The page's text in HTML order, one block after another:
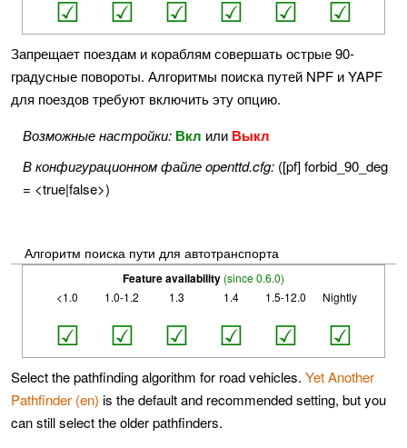
☑ ☑ ☑ ☑ ☑ ☑
Запрещает поездам и кораблям совершать острые 90-
градусные повороты. Алгоритмы поиска путей NPF и YAPF
для поездов требуют включить эту опцию.
Возможные настройки: Вкл или Выкл
В конфигурационном файле openttd.cfg: ([pf] forbid_90_deg
= <true|false>)
Алгоритм поиска пути для автотранспорта
Feature availability (since 0.6.0)
<1.0
☑
1.0-1.2
☑
1.3
☑
1.4
☑
1.5-12.0
☑
Nightly
☑
Select the pathfinding algorithm for road vehicles. Yet Another
Pathfinder (en) is the default and recommended setting, but you
can still select the older pathfinders.